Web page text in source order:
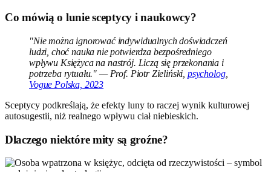
Co mówią o lunie sceptycy i naukowcy?
"Nie można ignorować indywidualnych doświadczeń
ludzi, choć nauka nie potwierdza bezpośredniego
wpływu Księżyca na nastrój. Liczą się przekonania i
potrzeba rytuału." — Prof. Piotr Zieliński, psycholog,
Vogue Polska, 2023
Sceptycy podkreślają, że efekty luny to raczej wynik kulturowej
autosugestii, niż realnego wpływu ciał niebieskich.
Dlaczego niektóre mity są groźne?